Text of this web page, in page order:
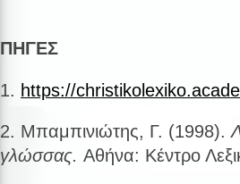
ΠΗΓΕΣ
1. https://
2. Μπαμπινιώτης, Γ. (1998).
γλώσσας. Αθήνα: Κέντρο